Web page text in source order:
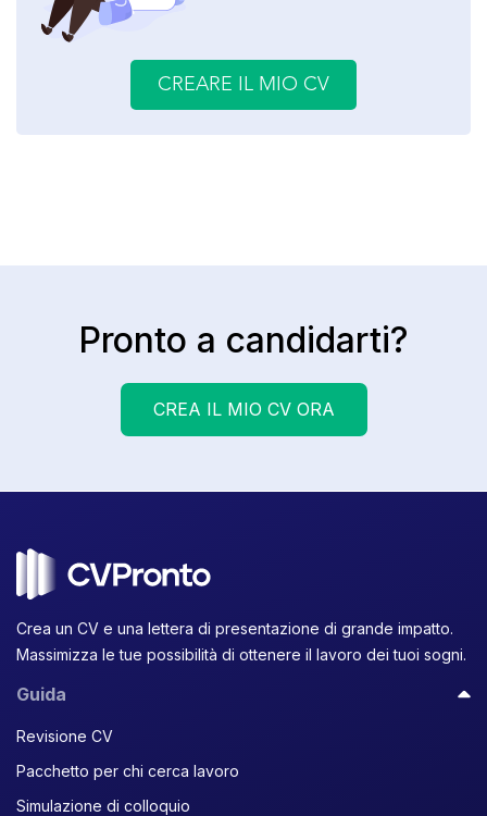
CREARE IL MIO CV
Pronto a candidarti?
CREA IL MIO CV ORA
Crea un CV e una lettera di presentazione di grande impatto.
Massimizza le tue possibilità di ottenere il lavoro dei tuoi sogni.
Guida
Revisione CV
Pacchetto per chi cerca lavoro
Simulazione di colloquio